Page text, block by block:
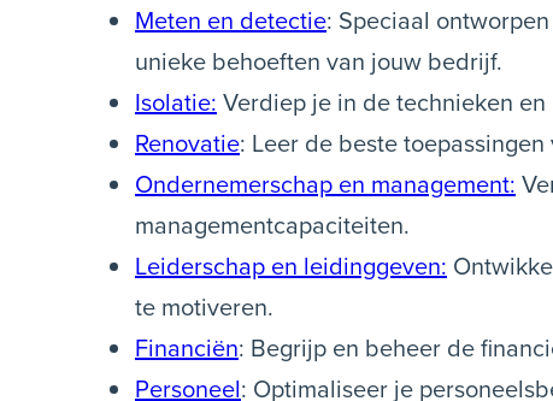
Meten en detectie: Speciaal
unieke behoeften van jouw bedrijf.
Isolatie: Verdiep je in de technieken
Renovatie: Leer de beste
Ondernemerschap en management:
managementcapaciteiten.
Leiderschap en leidinggeven:
te motiveren.
Financiën: Begrijp en beheer de
Personeel: Optimaliseer je